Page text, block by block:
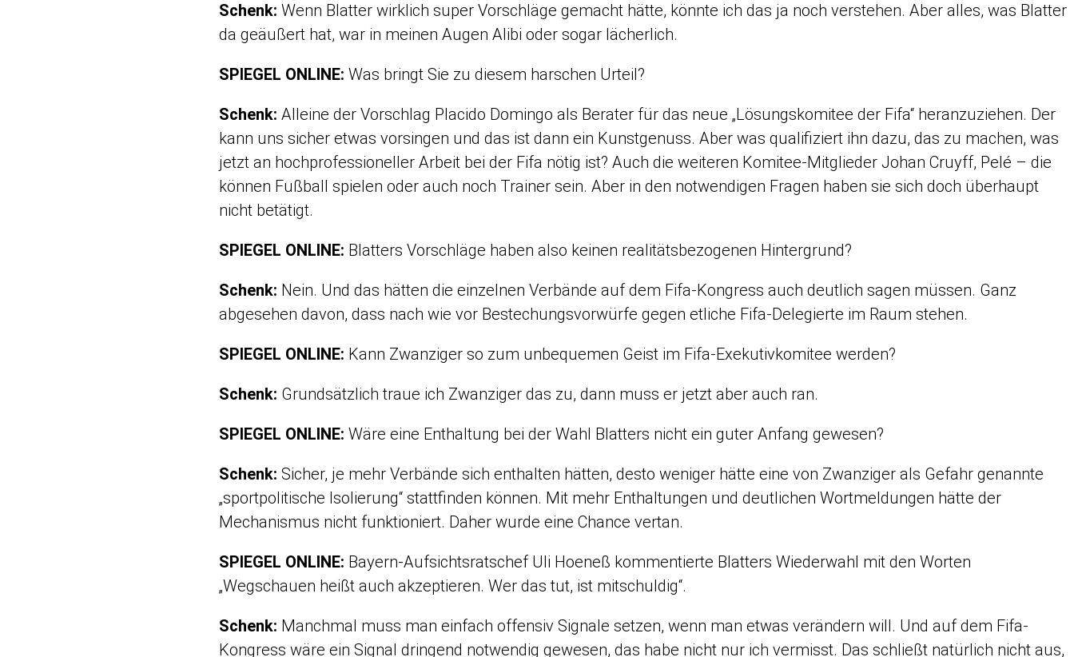
Schenk: Wenn Blatter wirklich super Vorschläge gemacht hätte, könnte ich das ja noch verstehen. Aber alles, was Blatter
da geäußert hat, war in meinen Augen Alibi oder sogar lächerlich.
SPIEGEL ONLINE: Was bringt Sie zu diesem harschen Urteil?
Schenk: Alleine der Vorschlag Placido Domingo als Berater für das neue „Lösungskomitee der Fifa“ heranzuziehen. Der
kann uns sicher etwas vorsingen und das ist dann ein Kunstgenuss. Aber was qualifiziert ihn dazu, das zu machen, was
jetzt an hochprofessioneller Arbeit bei der Fifa nötig ist? Auch die weiteren Komitee-Mitglieder Johan Cruyff, Pelé – die
können Fußball spielen oder auch noch Trainer sein. Aber in den notwendigen Fragen haben sie sich doch überhaupt
nicht betätigt.
SPIEGEL ONLINE: Blatters Vorschläge haben also keinen realitätsbezogenen Hintergrund?
Schenk: Nein. Und das hätten die einzelnen Verbände auf dem Fifa-Kongress auch deutlich sagen müssen. Ganz
abgesehen davon, dass nach wie vor Bestechungsvorwürfe gegen etliche Fifa-Delegierte im Raum stehen.
SPIEGEL ONLINE: Kann Zwanziger so zum unbequemen Geist im Fifa-Exekutivkomitee werden?
Schenk: Grundsätzlich traue ich Zwanziger das zu, dann muss er jetzt aber auch ran.
SPIEGEL ONLINE: Wäre eine Enthaltung bei der Wahl Blatters nicht ein guter Anfang gewesen?
Schenk: Sicher, je mehr Verbände sich enthalten hätten, desto weniger hätte eine von Zwanziger als Gefahr genannte
„sportpolitische Isolierung“ stattfinden können. Mit mehr Enthaltungen und deutlichen Wortmeldungen hätte der
Mechanismus nicht funktioniert. Daher wurde eine Chance vertan.
SPIEGEL ONLINE: Bayern-Aufsichtsratschef Uli Hoeneß kommentierte Blatters Wiederwahl mit den Worten
„Wegschauen heißt auch akzeptieren. Wer das tut, ist mitschuldig“.
Schenk: Manchmal muss man einfach offensiv Signale setzen, wenn man etwas verändern will. Und auf dem Fifa-
Kongress wäre ein Signal dringend notwendig gewesen, das habe nicht nur ich vermisst. Das schließt natürlich nicht aus,